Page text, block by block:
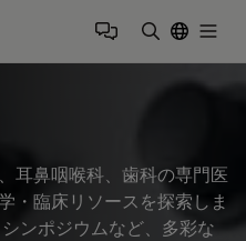
耳鼻咽喉科、歯科の専門医
・臨床リソースを探索しま
ンポジウムなど、多彩な